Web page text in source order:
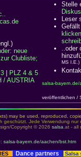
neue
Clubliste;
PLZ 4 & 5
/ AUSTRIA
Stelle
Leser
klicken
..oder
MS I.E.)
salsa-
veröffentlichen /
may be used, reproduced,
geschützt. Jede Verwendung
Copyright © 2026 salsa .at - all
salsa-bayern.de/aachen/bst.htm
Dance partners
Salsa